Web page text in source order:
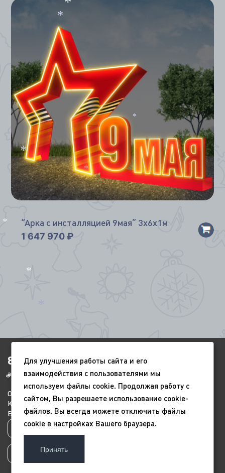
“Арка с инсталляцией 9мая” 3х6х1м
1 647 970 ₽
8(4852)920-450
ags-yar@mail.ru
О компании
Контакты
Новый год
9 мая
Всесезонные
Благоустройство
Политика конфиденциальности
Пользовательское соглашение
Для улучшения работы сайта и его
взаимодействия с пользователями мы
используем файлы cookie. Продолжая работу с
сайтом, Вы разрешаете использование cookie-
файлов. Вы всегда можете отключить файлы
cookie в настройках Вашего браузера.
Принять
*
*
*
*
*
*
*